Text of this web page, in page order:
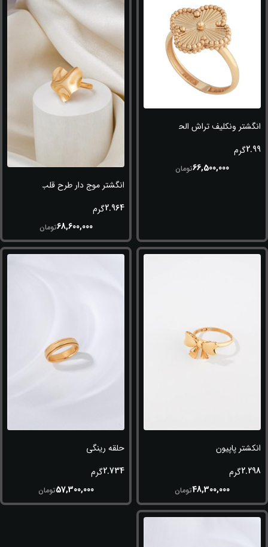
انگشتر ونکلیف تراش الحمبرا
2.99گرم
66,500,000تومان
انگشتر موج دار طرح قلب
2.964گرم
68,600,000تومان
انکشتر پاپیون
2.298گرم
48,300,000تومان
حلقه رینگی
2.734گرم
57,300,000تومان